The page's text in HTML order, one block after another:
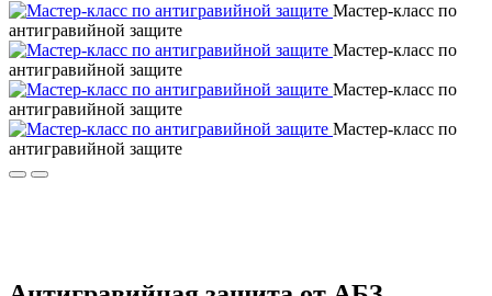
Мастер-класс по
антигравийной защите
Мастер-класс по
антигравийной защите
Мастер-класс по
антигравийной защите
Мастер-класс по
антигравийной защите